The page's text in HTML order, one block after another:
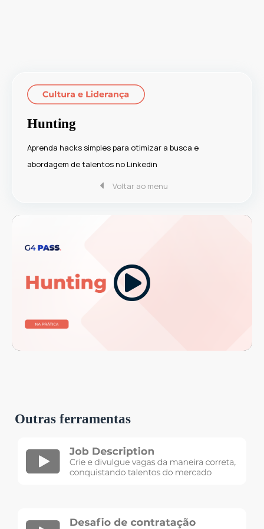
Hunting
Aprenda hacks simples para otimizar a busca e
abordagem de talentos no Linkedin
Voltar ao menu
Outras ferramentas